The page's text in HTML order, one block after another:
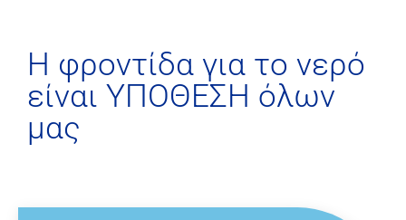
H φροντίδα για το νερό
είναι ΥΠΟΘΕΣΗ όλων
μας